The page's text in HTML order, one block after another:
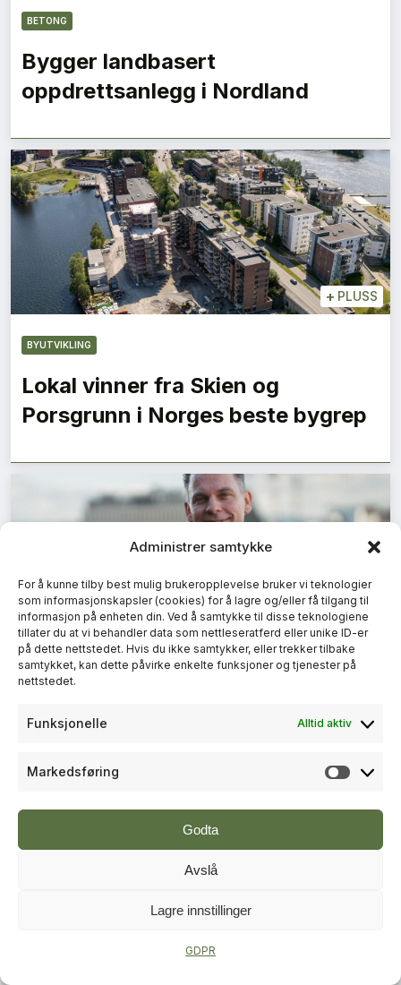
Administrer samtykke
For å kunne tilby best mulig brukeropplevelse bruker vi teknologier
som informasjonskapsler (cookies) for å lagre og/eller få tilgang til
informasjon på enheten din. Ved å samtykke til disse teknologiene
tillater du at vi behandler data som nettleseratferd eller unike ID-er
på dette nettstedet. Hvis du ikke samtykker, eller trekker tilbake
samtykket, kan dette påvirke enkelte funksjoner og tjenester på
nettstedet.
Funksjonelle Alltid aktiv
Markedsføring
Godta
Avslå
Lagre innstillinger
GDPR
BETONG
Bygger landbasert
oppdrettsanlegg i Nordland
+ PLUSS
BYUTVIKLING
Lokal vinner fra Skien og
Porsgrunn i Norges beste bygrep
+ PLUSS
RÅDGIVNING
én milliard kroner i andre kvartal